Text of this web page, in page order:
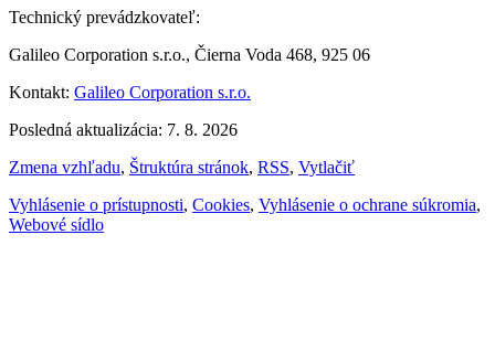
Technický prevádzkovateľ:
Galileo Corporation s.r.o., Čierna Voda 468, 925 06
Kontakt: Galileo Corporation s.r.o.
Posledná aktualizácia: 7. 8. 2026
Zmena vzhľadu, Štruktúra stránok, RSS, Vytlačiť
Vyhlásenie o prístupnosti, Cookies, Vyhlásenie o ochrane súkromia,
Webové sídlo